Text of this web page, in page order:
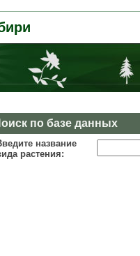
по базе данных
название
растения: